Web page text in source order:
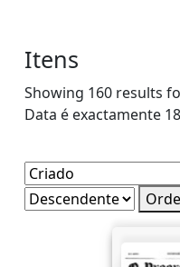
Itens
Showing 160 results
Data é exactamente